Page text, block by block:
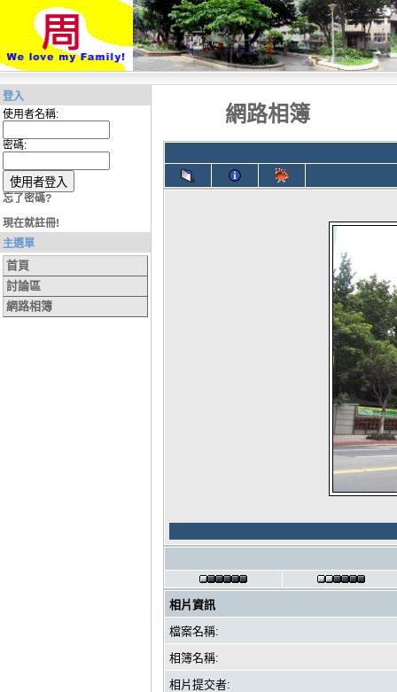
登入
使用者名稱:
密碼:
忘了密碼?
現在就註冊!
主選單
首頁
討論區
網路相簿
網路相簿
相片資訊
檔案名稱:
相簿名稱:
相片提交者: